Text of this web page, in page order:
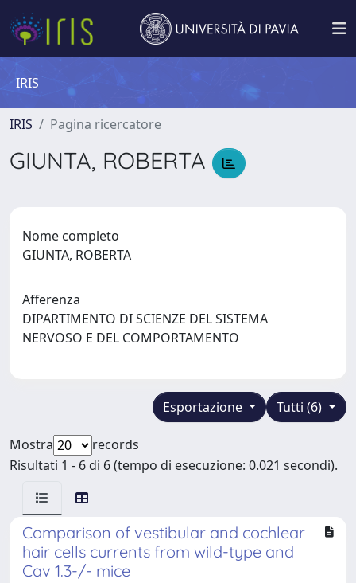
IRIS
IRIS Pagina ricercatore
GIUNTA, ROBERTA
Nome completo
GIUNTA, ROBERTA
Afferenza
DIPARTIMENTO DI SCIENZE DEL SISTEMA
NERVOSO E DEL COMPORTAMENTO
Tutti (6)
Esportazione
Mostra
records
Risultati 1 - 6 di 6 (tempo di esecuzione: 0.021 secondi).
Comparison of vestibular and cochlear
hair cells currents from wild-type and
Cav 1.3-/- mice